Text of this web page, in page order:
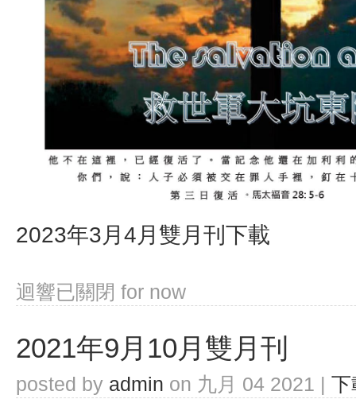
2023年3月4月雙月刊下載
迴響已關閉 for now
2021年9月10月雙月刊
posted by admin on 九月 04 2021 | 下